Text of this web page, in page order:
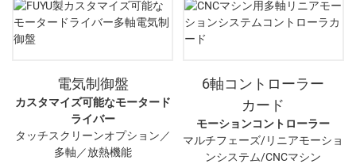
電気制御盤
カスタマイズ可能なモータード
ライバー
タッチスクリーンオプション／
多軸／放熱機能
6軸コントローラー
カード
モーションコントローラー
マルチフェーズ/リニアモーショ
ンシステム/CNCマシン